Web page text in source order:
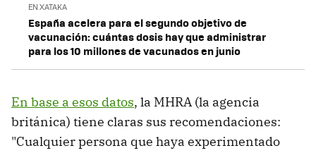
EN XATAKA
España acelera para el segundo objetivo de
vacunación: cuántas dosis hay que administrar
para los 10 millones de vacunados en junio
En base a esos datos, la MHRA (la agencia
británica) tiene claras sus recomendaciones:
"Cualquier persona que haya experimentado